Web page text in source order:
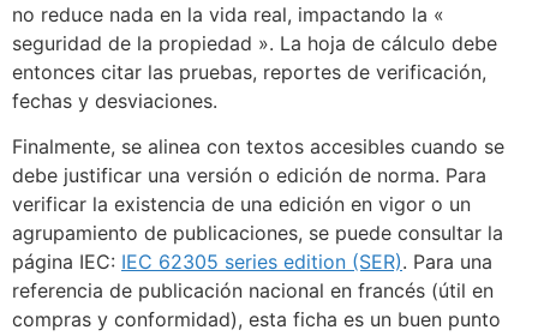
no reduce nada en la vida real, impactando la «
seguridad de la propiedad ». La hoja de cálculo debe
entonces citar las pruebas, reportes de verificación,
fechas y desviaciones.
Finalmente, se alinea con textos accesibles cuando se
debe justificar una versión o edición de norma. Para
verificar la existencia de una edición en vigor o un
agrupamiento de publicaciones, se puede consultar la
página IEC: IEC 62305 series edition (SER). Para una
referencia de publicación nacional en francés (útil en
compras y conformidad), esta ficha es un buen punto